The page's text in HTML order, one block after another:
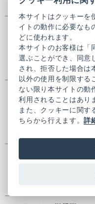
い。
氏名※
※全角入力
氏名(かな)※
本サイトはクッキーを
イトの動作に必要なも
どに使われます。
本サイトのお客様は「
選ぶことができ、同意
され、拒否した場合は
以外の使用を制限する
ない限り本サイトの動
利用されることはあり
また、クッキーに関す
ちらから行えます。詳